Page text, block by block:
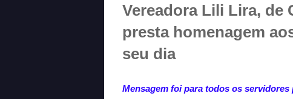
Vereadora Lili Lira, de
presta homenagem
seu dia
Mensagem foi para todos os